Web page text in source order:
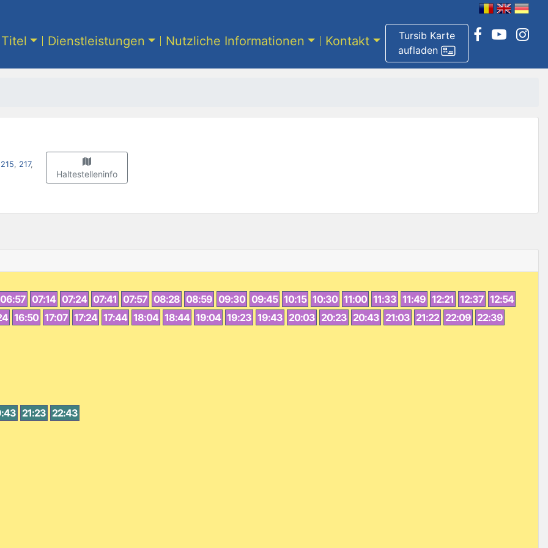
Tursib Karte
aufladen
Dienstleistungen Nutzliche Informationen Kontakt
215, 217,
Haltestelleninfo
06:57 07:14 07:24 07:41 07:57 08:28 08:59 09:30 09:45 10:15 10:30 11:00 11:33 11:49 12:21 12:37 12:54
16:50 17:07 17:24 17:44 18:04 18:44 19:04 19:23 19:43 20:03 20:23 20:43 21:03 21:22 22:09 22:39
21:23 22:43